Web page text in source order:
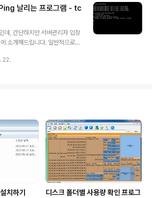
프로세스 탭을 눌러봤더니... 별
를 누가 쓰고 있길래 이렇게
매우 궁금해집니다. 리소스 모니
는게 없습니다. 이럴 때 사용하
는 거의 필수 도구라
날리는 프로그램 - tc
데, 간단하지만 서버관리자 입장
소개해드립니다. 일반적으로
경우 Telnet 클라이언트가 설치
신이 되는지 점검해야 하는 경
니다. 그리고 저는 제 컴퓨터에
때문에, tcping 프로그램을
폴더에 복사해두고 일반 윈도
하고 있습니다. 홈페이지 htt
22.
치하기
디스크 폴더별 사용량 확인 프로그